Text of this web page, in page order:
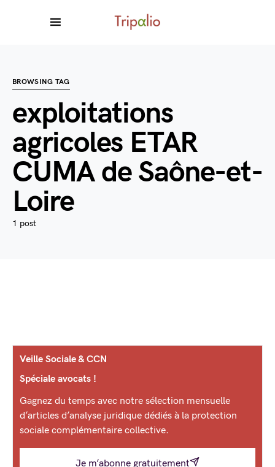
BROWSING TAG
exploitations
agricoles ETAR
CUMA de Saône-et-
Loire
1 post
Veille Sociale & CCN
Spéciale avocats !
Gagnez du temps avec notre sélection mensuelle
d’articles d’analyse juridique dédiés à la protection
sociale complémentaire collective.
Je m’abonne gratuitement